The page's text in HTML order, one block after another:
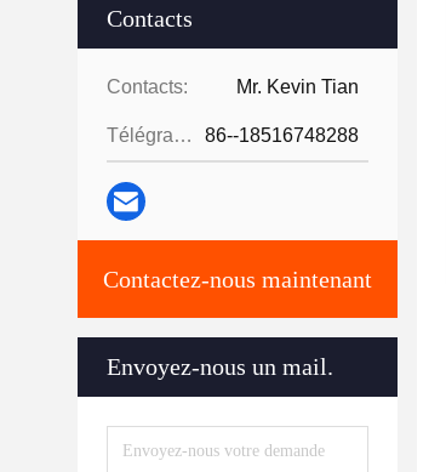
Contacts
Contacts: Mr. Kevin Tian
Télégramme: 86--18516748288
Contactez-nous maintenant
Envoyez-nous un mail.